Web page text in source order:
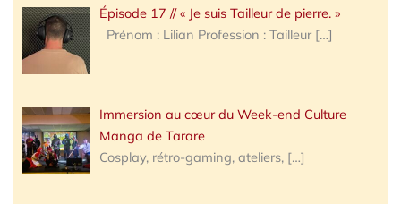
Épisode 17 // « Je suis Tailleur de pierre. »
Prénom : Lilian Profession : Tailleur […]
Immersion au cœur du Week-end Culture
Manga de Tarare
Cosplay, rétro-gaming, ateliers, […]